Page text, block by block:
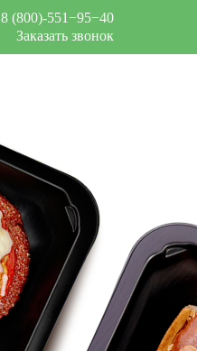
8 (800)-551−95−40
Заказать звонок